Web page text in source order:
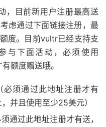
，目前新用户注册最高送
虑通过下面链接注册，最
度。目前vultr已经支持支
与下面活动，必须使用
额度赠送哦。
（必须通过此地址注册才有
并且使用至少25美元）
须通过此地址注册才有送，